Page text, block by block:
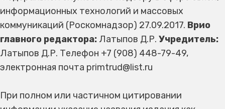
информационных технологий и массовых
коммуникаций (Роскомнадзор) 27.09.2017. Врио
главного редактора: Латыпов Д.Р. Учредитель:
Латыпов Д.Р. Телефон +7 (908) 448-79-49,
электронная почта primtrud@list.ru
При полном или частичном цитировании